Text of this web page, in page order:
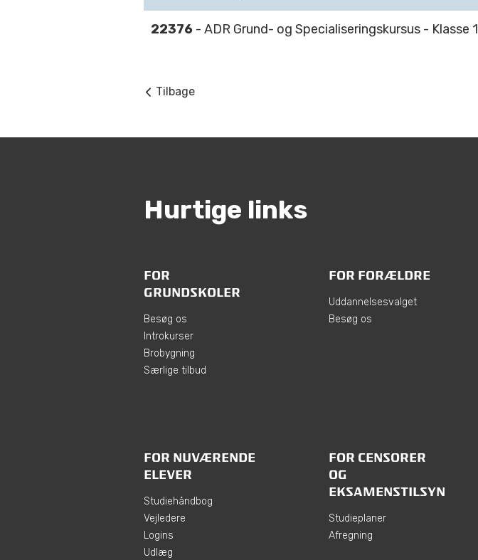
22376 - ADR Grund- og Specialiseringskursus - Klasse 1
Tilbage
Hurtige links
FOR
GRUNDSKOLER
Besøg os
Introkurser
Brobygning
Særlige tilbud
FOR FORÆLDRE
Uddannelsesvalget
Besøg os
FOR NUVÆRENDE
ELEVER
Studiehåndbog
Vejledere
Logins
Udlæg
FOR CENSORER
OG
EKSAMENSTILSYN
Studieplaner
Afregning